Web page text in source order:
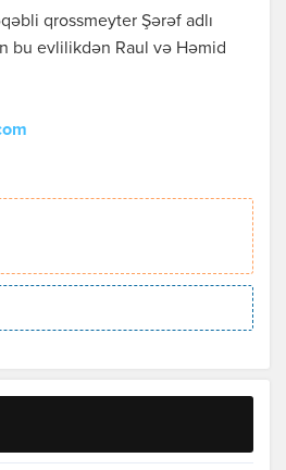
qrossmeyter Şərəf adlı
bu evlilikdən Raul və Həmid